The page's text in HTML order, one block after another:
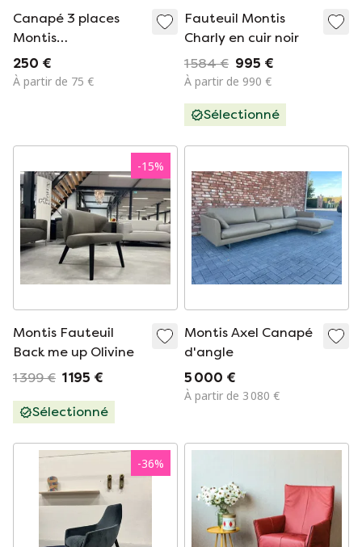
Canapé 3 places
Montis
Anthracite/Gris
250 €
À partir de 75 €
Fauteuil Montis
Charly en cuir noir
1 584 € 995 €
À partir de 990 €
Sélectionné
-15%
Montis Fauteuil
Back me up Olivine
1 399 € 1 195 €
Sélectionné
Montis Axel Canapé
d'angle
5 000 €
À partir de 3 080 €
-36%